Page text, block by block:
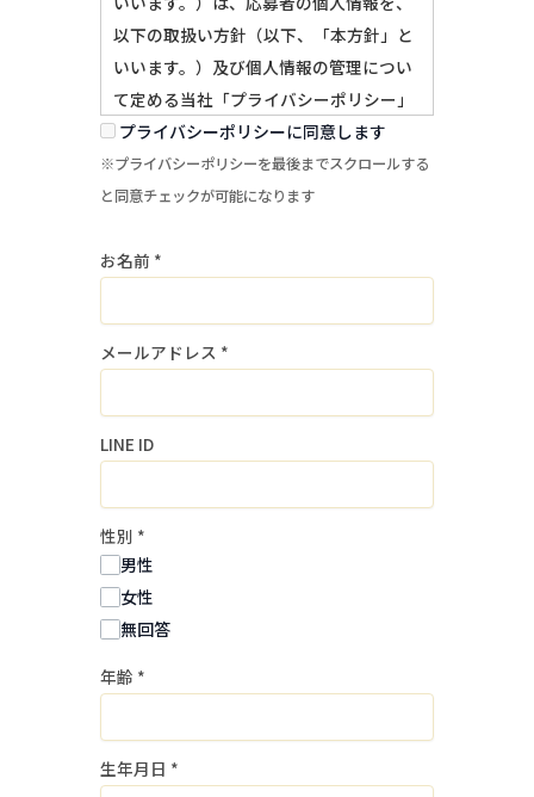
以下の取扱い方針（以下、「本方針」と
いいます。）及び個人情報の管理につい
て定める当社「プライバシーポリシー」
に基づき、適切に管理・運用致します。
当社求人へのご応募にあたっては、本方
針及び「プライバシーポリシー」をよく
要があります。
１．個人情報の取得・利用目的
当社は、個人情報を採用募集選考および
ます。
当社は、個人情報を同意なく上記以外の
２．個人情報の提供
当社は、個人情報を事前に本人の同意を
得ることなく、第三者に提供しません。
３．個人情報の委託
扱いを他の事業者に委託しません。
プライバシーポリシーに同意します
※プライバシーポリシーを最後までスクロールする
と同意チェックが可能になります
お名前 *
メールアドレス *
LINE ID
性別 *
男性
女性
無回答
年齢 *
生年月日 *